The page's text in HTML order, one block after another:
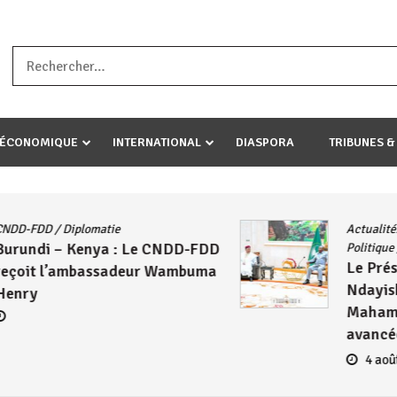
umariye umuryango wawe canke igihugu cakwibarutse
INTERNATIONAL DIASPORA TRIBUNES
Actualités East African Community/
Politique/Société/UA
Le Président Évariste
Ndayishimiye échange avec
Mahamadou Issoufou sur les